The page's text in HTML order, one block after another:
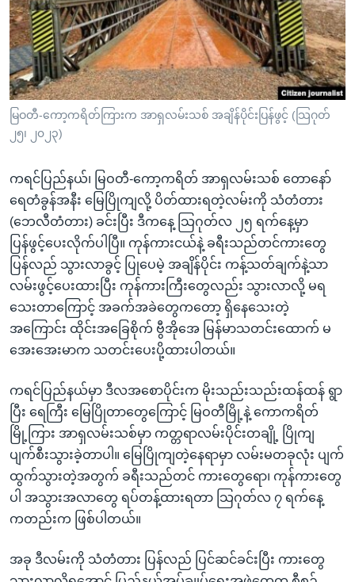
အ
ညွန်း
စာမျက်နှာ
သို့
ကျော်
ကြည့်
ရန်
နေရာ
သို့
ကျော်
ရန်
သုတပဒေသာ အင်္ဂလိပ်စာ
Learning English
ဗွီအိုအေ လူမှုကွန်ယက်များ
မြဝတီ-ကော့ကရိတ်ကြားက အာရှလမ်းသစ် အချိန်ပိုင်းပြန်ဖွင့် (သြဂုတ်
၂၅၊ ၂၀၂၃)
ကရင်ပြည်နယ်၊ မြဝတီ-ကော့ကရိတ် အာရှလမ်းသစ် တောနော်
ရေတံခွန်အနီး မြေပြိုကျလို့ ပိတ်ထားရတဲ့လမ်းကို သံတံတား
(ဘေလီတံတား) ခင်းပြီး ဒီကနေ့ သြဂုတ်လ ၂၅ ရက်နေ့မှာ
ပြန်ဖွင့်ပေးလိုက်ပါပြီ။ ကုန်ကားငယ်နဲ့ ခရီးသည်တင်ကားတွေ
ပြန်လည် သွားလာခွင့် ပြုပေမဲ့ အချိန်ပိုင်း ကန့်သတ်ချက်နဲ့သာ
လမ်းဖွင့်ပေးထားပြီး ကုန်ကားကြီးတွေလည်း သွားလာလို့ မရ
သေးတာကြောင့် အခက်အခဲတွေကတော့ ရှိနေသေးတဲ့
အကြောင်း ထိုင်းအခြေစိုက် ဗွီအိုအေ မြန်မာသတင်းထောက် မ
အေးအေးမာက သတင်းပေးပို့ထားပါတယ်။
ကရင်ပြည်နယ်မှာ ဒီလအစောပိုင်းက မိုးသည်းသည်းထန်ထန် ရွာ
ပြီး ရေကြီး မြေပြိုတာတွေကြောင့် မြဝတီမြို့နဲ့ ကောကရိတ်
မြို့ကြား အာရှလမ်းသစ်မှာ ကတ္တရာလမ်းပိုင်းတချို့ ပြိုကျ
ပျက်စီးသွားခဲ့တာပါ။ မြေပြိုကျတဲ့နေရာမှာ လမ်းမတခုလုံး ပျက်
ထွက်သွားတဲ့အတွက် ခရီးသည်တင် ကားတွေရော၊ ကုန်ကားတွေ
ပါ အသွားအလာတွေ ရပ်တန့်ထားရတာ သြဂုတ်လ ၇ ရက်နေ့
ကတည်းက ဖြစ်ပါတယ်။
အခု ဒီလမ်းကို သံတံတား ပြန်လည် ပြင်ဆင်ခင်းပြီး ကားတွေ